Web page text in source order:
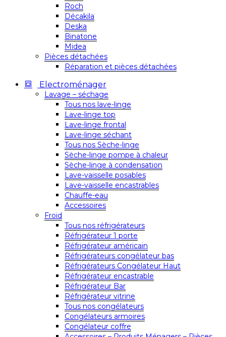
Roch
Décakila
Deska
Binatone
Midea
Pièces détachées
Réparation et pièces détachées
Electroménager
Lavage – séchage
Tous nos lave-linge
Lave-linge top
Lave-linge frontal
Lave-linge séchant
Tous nos Sèche-linge
Sèche-linge pompe à chaleur
Sèche-linge à condensation
Lave-vaisselle posables
Lave-vaisselle encastrables
Chauffe-eau
Accessoires
Froid
Tous nos réfrigérateurs
Réfrigérateur 1 porte
Réfrigérateur américain
Réfrigérateurs congélateur bas
Réfrigérateurs Congélateur Haut
Réfrigérateur encastrable
Réfrigérateur Bar
Réfrigérateur vitrine
Tous nos congélateurs
Congélateurs armoires
Congélateur coffre